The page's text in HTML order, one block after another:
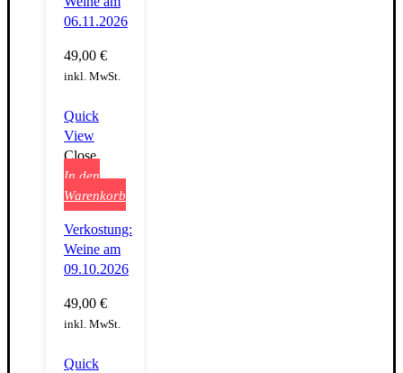
06.11.2026
49,00 €
inkl. MwSt.
Quick
View
Close
In den
Warenkorb
Verkostung:
Weine am
09.10.2026
49,00 €
inkl. MwSt.
Quick